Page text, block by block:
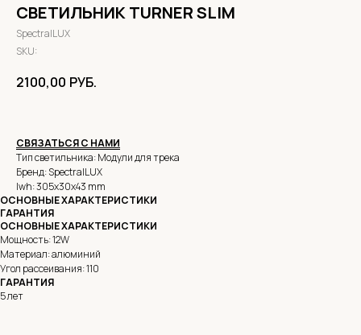
СВЕТИЛЬНИК TURNER SLIM
SpectralLUX
SKU:
2100,00 РУБ.
СВЯЗАТЬСЯ С НАМИ
Тип светильника: Модули для трека
Бренд: SpectralLUX
lwh: 305x30x43 mm
ОСНОВНЫЕ ХАРАКТЕРИСТИКИ
ГАРАНТИЯ
ОСНОВНЫЕ ХАРАКТЕРИСТИКИ
Мощность: 12W
Материал: алюминий
Угол рассеивания: 110
ГАРАНТИЯ
5 лет